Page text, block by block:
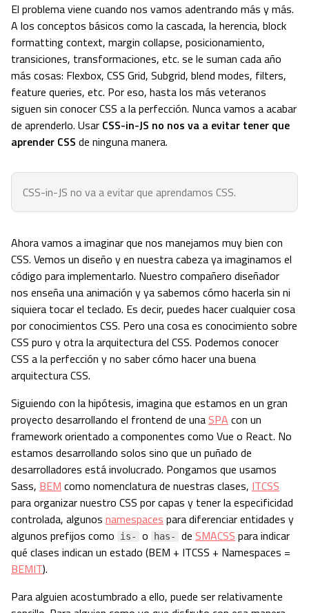
El problema viene cuando nos vamos adentrando más y más.
A los conceptos básicos como la cascada, la herencia, block
formatting context, margin collapse, posicionamiento,
transiciones, transformaciones, etc. se le suman cada año
más cosas: Flexbox, CSS Grid, Subgrid, blend modes, filters,
feature queries, etc. Por eso, hasta los más veteranos
siguen sin conocer CSS a la perfección. Nunca vamos a acabar
de aprenderlo. Usar CSS-in-JS no nos va a evitar tener que
aprender CSS de ninguna manera.
CSS-in-JS no va a evitar que aprendamos CSS.
Ahora vamos a imaginar que nos manejamos muy bien con
CSS. Vemos un diseño y en nuestra cabeza ya imaginamos el
código para implementarlo. Nuestro compañero diseñador
nos enseña una animación y ya sabemos cómo hacerla sin ni
siquiera tocar el teclado. Es decir, puedes hacer cualquier cosa
por conocimientos CSS. Pero una cosa es conocimiento sobre
CSS puro y otra la arquitectura del CSS. Podemos conocer
CSS a la perfección y no saber cómo hacer una buena
arquitectura CSS.
Siguiendo con la hipótesis, imagina que estamos en un gran
proyecto desarrollando el frontend de una SPA con un
framework orientado a componentes como Vue o React. No
estamos desarrollando solos sino que un puñado de
desarrolladores está involucrado. Pongamos que usamos
Sass, BEM como nomenclatura de nuestras clases, ITCSS
para organizar nuestro CSS por capas y tener la especificidad
controlada, algunos namespaces para diferenciar entidades y
algunos prefijos como
is- o has- de SMACSS para indicar
qué clases indican un estado (BEM + ITCSS + Namespaces =
BEMIT).
Para alguien acostumbrado a ello, puede ser relativamente